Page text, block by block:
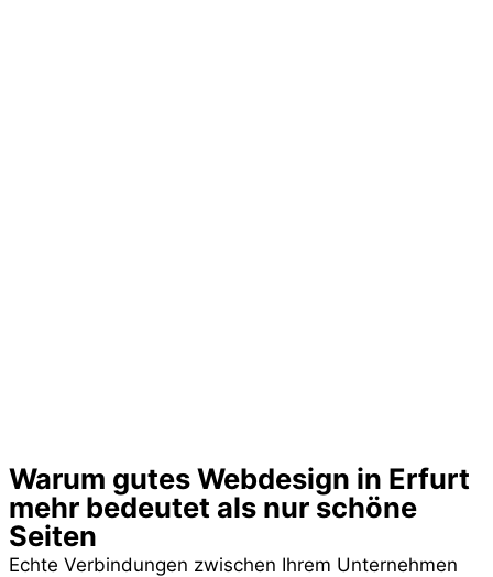
Warum gutes Webdesign in Erfurt
mehr bedeutet als nur schöne
Seiten
Echte Verbindungen zwischen Ihrem Unternehmen